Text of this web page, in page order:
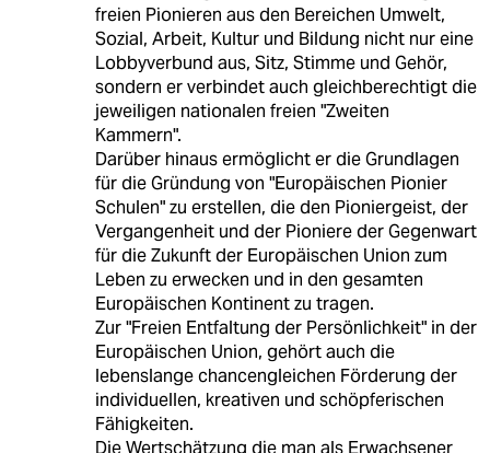
freien Pionieren aus den Bereichen Umwelt,
Sozial, Arbeit, Kultur und Bildung nicht nur eine
Lobbyverbund aus, Sitz, Stimme und Gehör,
sondern er verbindet auch gleichberechtigt die
jeweiligen nationalen freien "Zweiten
Kammern".
Darüber hinaus ermöglicht er die Grundlagen
für die Gründung von "Europäischen Pionier
Schulen" zu erstellen, die den Pioniergeist, der
Vergangenheit und der Pioniere der Gegenwart
für die Zukunft der Europäischen Union zum
Leben zu erwecken und in den gesamten
Europäischen Kontinent zu tragen.
Zur "Freien Entfaltung der Persönlichkeit" in der
Europäischen Union, gehört auch die
lebenslange chancengleichen Förderung der
individuellen, kreativen und schöpferischen
Fähigkeiten.
Die Wertschätzung die man als Erwachsener